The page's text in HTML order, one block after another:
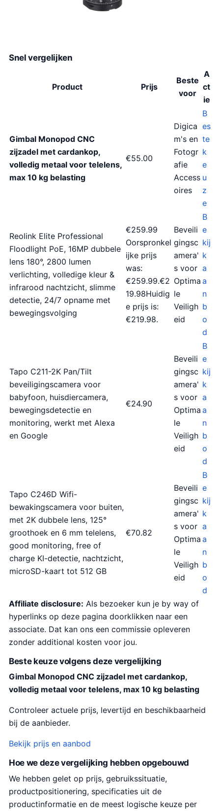
Snel vergelijken
Product Prijs
Beste
voor
A
ct
ie
Gimbal Monopod CNC
zijzadel met cardankop,
volledig metaal voor telelens,
max 10 kg belasting
€55.00
Digica
m's en
Fotogr
afie
Access
oires
B
es
te
k
e
u
z
e
Reolink Elite Professional
Floodlight PoE, 16MP dubbele
lens 180°, 2800 lumen
verlichting, volledige kleur &
infrarood nachtzicht, slimme
detectie, 24/7 opname met
bewegingsvolging
€259.99
Oorspronkel
ijke prijs
was:
€259.99.€2
19.98Huidig
e prijs is:
€219.98.
Beveili
gingsc
amera'
s voor
Optima
le
Veiligh
eid
B
e
kij
k
a
a
n
b
o
d
Tapo C211-2K Pan/Tilt
beveiligingscamera voor
babyfoon, huisdiercamera,
bewegingsdetectie en
monitoring, werkt met Alexa
en Google
€24.90
Beveili
gingsc
amera'
s voor
Optima
le
Veiligh
eid
B
e
kij
k
a
a
n
b
o
d
Tapo C246D Wifi-
bewakingscamera voor buiten,
met 2K dubbele lens, 125°
groothoek en 6 mm telelens,
good monitoring, free of
charge KI-detectie, nachtzicht,
microSD-kaart tot 512 GB
€70.82
Beveili
gingsc
amera'
s voor
Optima
le
Veiligh
eid
B
e
kij
k
a
a
n
b
o
d
Affiliate disclosure: Als bezoeker kun je by way of
hyperlinks op deze pagina doorklikken naar een
associate. Dat kan ons een commissie opleveren
zonder additional kosten voor jou.
Beste keuze volgens deze vergelijking
Gimbal Monopod CNC zijzadel met cardankop,
volledig metaal voor telelens, max 10 kg belasting
Controleer actuele prijs, levertijd en beschikbaarheid
bij de aanbieder.
Bekijk prijs en aanbod
Hoe we deze vergelijking hebben opgebouwd
We hebben gelet op prijs, gebruikssituatie,
productpositionering, specificaties uit de
productinformatie en de meest logische keuze per